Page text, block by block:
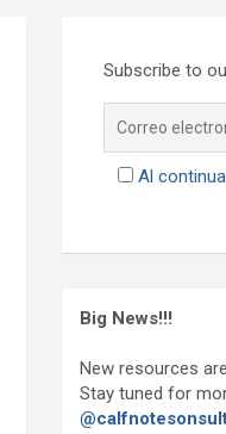
Subscribe to
Al
Big News!!!
New resources
Stay tuned for